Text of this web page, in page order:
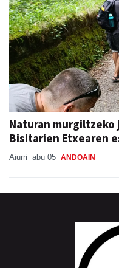
Naturan murgiltzeko
Bisitarien Etxearen
Aiurri abu 05 ANDOAIN